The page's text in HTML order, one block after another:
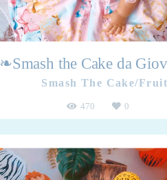
❧Smash the Cake da
Smash The Cake/Fruit
470 0